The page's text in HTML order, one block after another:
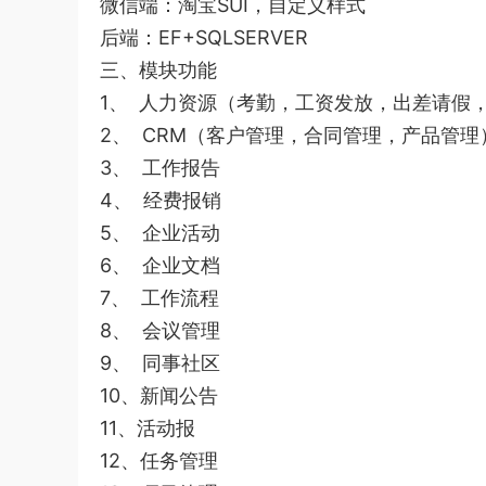
微信端：淘宝SUI，自定义样式
后端：EF+SQLSERVER
三、模块功能
1、 人力资源（考勤，工资发放，出差请假
2、 CRM（客户管理，合同管理，产品管理
3、 工作报告
4、 经费报销
5、 企业活动
6、 企业文档
7、 工作流程
8、 会议管理
9、 同事社区
10、新闻公告
11、活动报
12、任务管理